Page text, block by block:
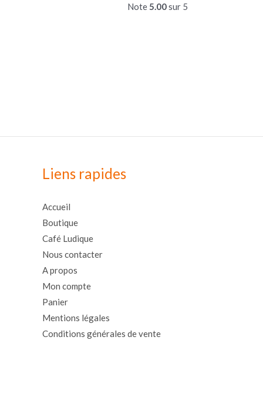
Note5.00sur 5
Liens rapides
Accueil
Boutique
Café Ludique
Nous contacter
A propos
Mon compte
Panier
Mentions légales
Conditions générales de vente